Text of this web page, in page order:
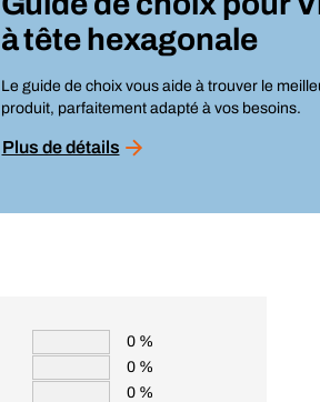
à tête hexagonale
Le guide de choix vous aide à trouver le
produit, parfaitement adapté à vos besoins.
Plus de détails
0 %
0 %
0 %